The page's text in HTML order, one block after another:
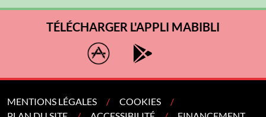
TÉLÉCHARGER L'APPLI MABIBLI
MENTIONS LÉGALES
COOKIES